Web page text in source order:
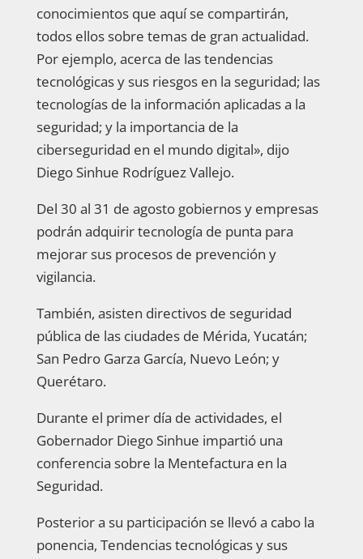
conocimientos que aquí se compartirán,
todos ellos sobre temas de gran actualidad.
Por ejemplo, acerca de las tendencias
tecnológicas y sus riesgos en la seguridad; las
tecnologías de la información aplicadas a la
seguridad; y la importancia de la
ciberseguridad en el mundo digital», dijo
Diego Sinhue Rodríguez Vallejo.
Del 30 al 31 de agosto gobiernos y empresas
podrán adquirir tecnología de punta para
mejorar sus procesos de prevención y
vigilancia.
También, asisten directivos de seguridad
pública de las ciudades de Mérida, Yucatán;
San Pedro Garza García, Nuevo León; y
Querétaro.
Durante el primer día de actividades, el
Gobernador Diego Sinhue impartió una
conferencia sobre la Mentefactura en la
Seguridad.
Posterior a su participación se llevó a cabo la
ponencia, Tendencias tecnológicas y sus